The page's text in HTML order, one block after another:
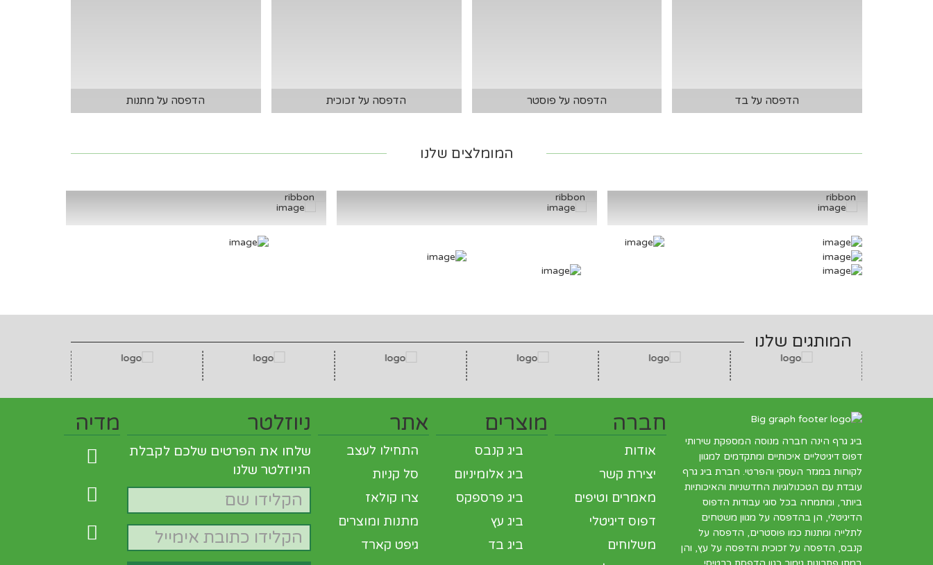
הדפסה על בד הדפסה על פוסטר הדפסה על זכוכית הדפסה על מתנות
המומלצים שלנו
המותגים שלנו
ביג גרף הינה חברה מנוסה המספקת שירותי
דפוס דיגיטליים איכותיים ומתקדמים למגוון
לקוחות במגזר העסקי והפרטי. חברת ביג גרף
עובדת עם הטכנולוגיות החדשניות והאיכותיות
ביותר, ומתמחה בכל סוגי עבודות הדפוס
הדיגיטלי, הן בהדפסה על מגוון משטחים
לתלייה ומתנות כמו פוסטרים, הדפסה על
קנבס, הדפסה על זכוכית והדפסה על עץ, והן
חברה
אודות
יצירת קשר
מאמרים וטיפים
דפוס דיגיטלי
משלוחים
מוצרים
ביג קנבס
ביג אלומיניום
ביג פרספקס
ביג עץ
ביג בד
אתר
התחילו לעצב
סל קניות
צרו קולאז
מתנות ומוצרים
גיפט קארד
ניוזלטר
שלחו את הפרטים שלכם לקבלת
הניוזלטר שלנו
מדיה